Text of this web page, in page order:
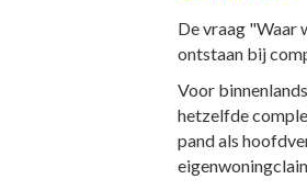
De vraag "Waar
ontstaan bij
Voor
hetzelfde
pand als